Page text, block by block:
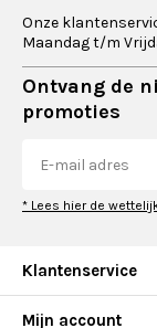
Onze
Maandag t/m
Ontvang de
promoties
* Lees hier de
Klantenservice
Mijn account